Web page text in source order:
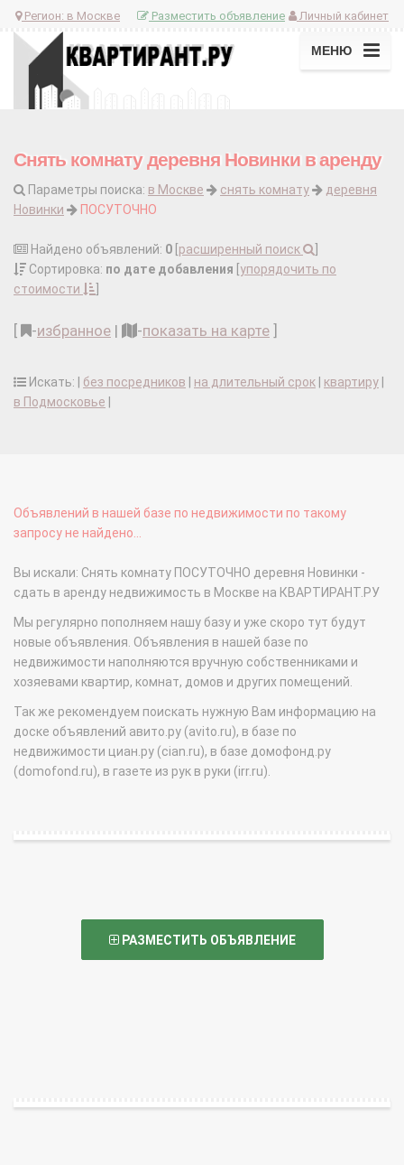
Регион: в Москве Личный кабинет
Разместить объявление
МЕНЮ
Снять комнату деревня Новинки в аренду
Параметры поиска: в Москве снять комнату
деревня
Новинки
ПОСУТОЧНО
Найдено объявлений: 0 расширенный поиск
Сортировка: по дате добавления упорядочить по
стоимости
-избранное | -показать на карте
Искать: | без посредников на длительный срок квартиру
в Подмосковье
Объявлений в нашей базе по недвижимости по такому
запросу не найдено...
Вы искали: Снять комнату ПОСУТОЧНО деревня Новинки -
сдать в аренду недвижимость в Москве на КВАРТИРАНТ.РУ
Мы регулярно пополняем нашу базу и уже скоро тут будут
новые объявления. Объявления в нашей базе по
недвижимости наполняются вручную собственниками и
хозяевами квартир, комнат, домов и других помещений.
Так же рекомендуем поискать нужную Вам информацию на
доске объявлений авито.ру (avito.ru), в базе по
недвижимости циан.ру (cian.ru), в базе домофонд.ру
(domofond.ru), в газете из рук в руки (irr.ru).
РАЗМЕСТИТЬ ОБЪЯВЛЕНИЕ